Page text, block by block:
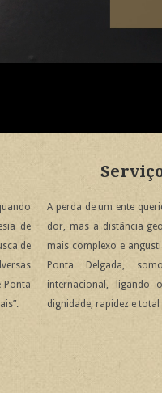
de
de
Ponta
A perda de um ente
dor, mas a distância
mais complexo e
Ponta Delgada,
internacional,
dignidade, rapidez e